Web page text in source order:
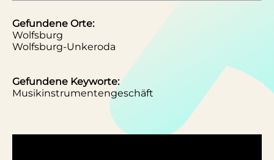
Gefundene Orte:
Wolfsburg
Wolfsburg-Unkeroda
Gefundene Keyworte:
Musikinstrumentengeschäft